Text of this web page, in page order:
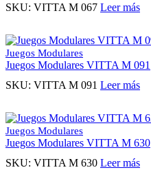
SKU: VITTA M 067 Leer más
Juegos Modulares
Juegos Modulares VITTA M 091
SKU: VITTA M 091 Leer más
Juegos Modulares
Juegos Modulares VITTA M 630
SKU: VITTA M 630 Leer más